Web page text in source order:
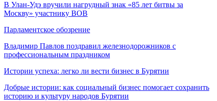
В Улан-Удэ вручили нагрудный знак «85 лет битвы за
Москву» участнику ВОВ
Парламентское обозрение
Владимир Павлов поздравил железнодорожников с
профессиональным праздником
Истории успеха: легко ли вести бизнес в Бурятии
Добрые истории: как социальный бизнес помогает сохранить
историю и культуру народов Бурятии